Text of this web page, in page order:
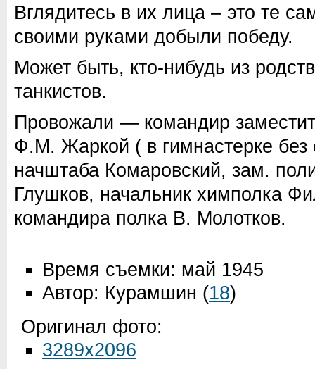
Вглядитесь в их лица – это те
своими руками добыли победу.
Может быть, кто-нибудь из
танкистов.
Провожали — командир
Ф.М. Жаркой ( в гимнастерке без
начштаба Комаровский, зам.
Глушков, начальник химполка
командира полка В. Молотков.
Время съемки: май 1945
Автор: Курамшин (18)
Оригинал фото:
3289x2096